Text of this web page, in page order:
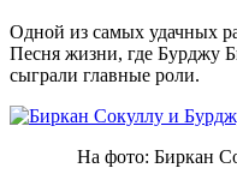
Одной из самых удачных
Песня жизни, где Бурджу
сыграли главные роли.
На фото: Биркан